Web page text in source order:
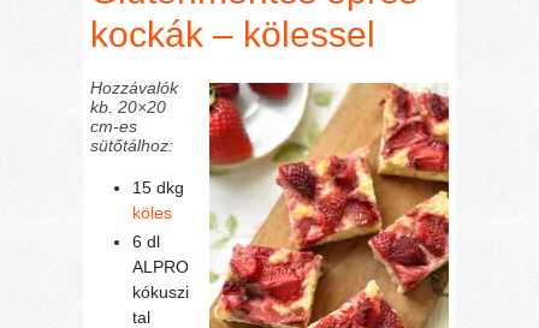
kockák – kölessel
Hozzávalók
kb. 20×20
cm-es
sütőtálhoz:
15 dkg
köles
6 dl
ALPRO
kókuszi
tal